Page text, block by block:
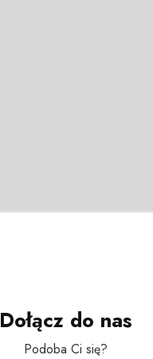
Dołącz do nas
Podoba Ci się?